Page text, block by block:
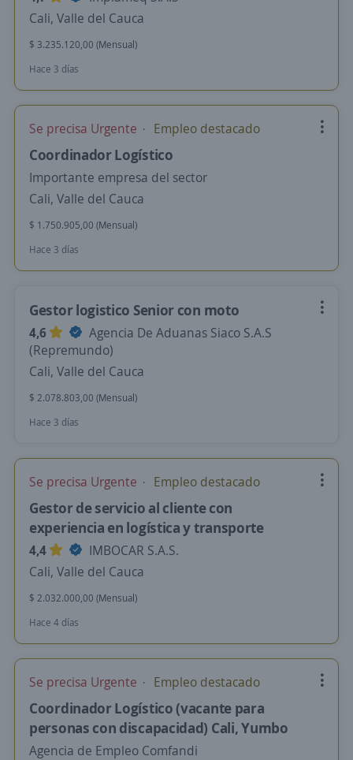
Cali, Valle del Cauca
$ 3.235.120,00 (Mensual)
Hace 3 días
Se precisa Urgente Empleo destacado
Coordinador Logístico
Importante empresa del sector
Cali, Valle del Cauca
$ 1.750.905,00 (Mensual)
Hace 3 días
Gestor logistico Senior con moto
4,6
Agencia De Aduanas Siaco S.A.S
(Repremundo)
Cali, Valle del Cauca
$ 2.078.803,00 (Mensual)
Hace 3 días
Se precisa Urgente Empleo destacado
Gestor de servicio al cliente con
experiencia en logística y transporte
4,4
IMBOCAR S.A.S.
Cali, Valle del Cauca
$ 2.032.000,00 (Mensual)
Hace 4 días
Se precisa Urgente Empleo destacado
Coordinador Logístico (vacante para
personas con discapacidad) Cali, Yumbo
Agencia de Empleo Comfandi